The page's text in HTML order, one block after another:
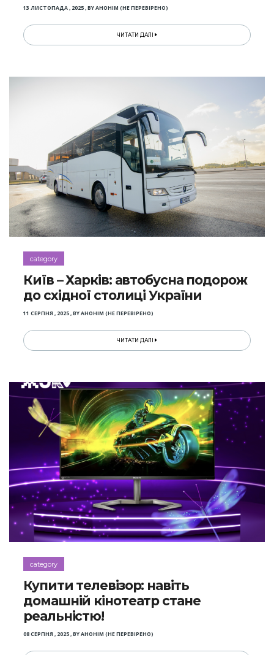
13 ЛИСТОПАДА , 2025,BYАНОНІМ (НЕ ПЕРЕВІРЕНО)
ЧИТАТИ ДАЛІ
category
Київ – Харків: автобусна подорож
до східної столиці України
11 СЕРПНЯ , 2025,BYАНОНІМ (НЕ ПЕРЕВІРЕНО)
ЧИТАТИ ДАЛІ
category
Купити телевізор: навіть
домашній кінотеатр стане
реальністю!
08 СЕРПНЯ , 2025,BYАНОНІМ (НЕ ПЕРЕВІРЕНО)